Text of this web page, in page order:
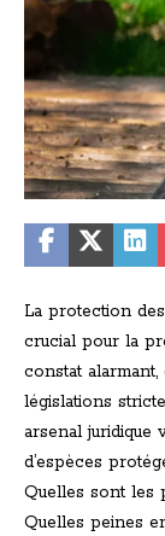
La protection
crucial pour la
constat
législations
arsenal juridique
d’espèces
Quelles sont les
Quelles peines